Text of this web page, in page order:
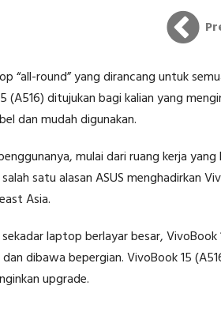
“all-round” yang dirancang untuk
(A516) ditujukan bagi kalian yang
dan mudah digunakan.
mulai dari ruang kerja yang
satu alasan ASUS menghadirkan
Asia.
laptop berlayar besar,
dibawa bepergian. VivoBook 15
upgrade.